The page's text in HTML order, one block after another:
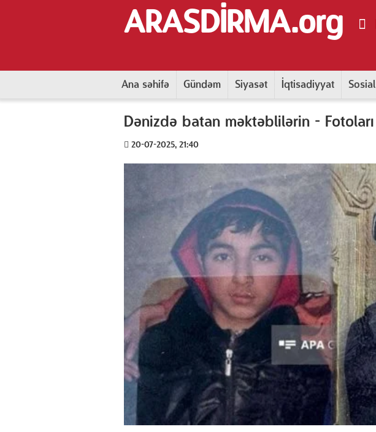
ARASDİRMA.org
Ana səhifə Gündəm Siyasət İqtisadiyyat Sosial
Dənizdə batan məktəblilərin - Fotoları
20-07-2025, 21:40